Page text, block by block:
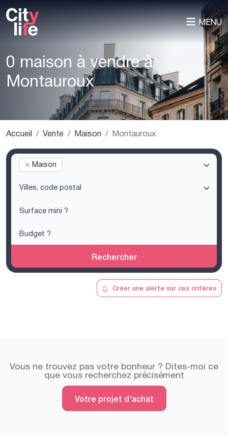
MENU
0 maison à vendre à
Montauroux
Accueil Vente Maison Montauroux
Maison
Rechercher
Créer une alerte sur ces critères
Vous ne trouvez pas votre bonheur ? Dites-moi ce
que vous recherchez précisément
Votre projet d'achat